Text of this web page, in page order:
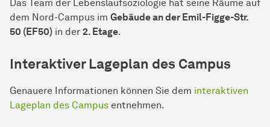
Das Team der Lebenslaufsoziologie hat seine Räume auf
dem Nord-Campus im Gebäude an der Emil-Figge-Str.
50 (EF50) in der 2. Etage.
Interaktiver Lageplan des Campus
Genauere In­for­ma­ti­onen können Sie dem interaktiven
Lageplan des Campus entnehmen.